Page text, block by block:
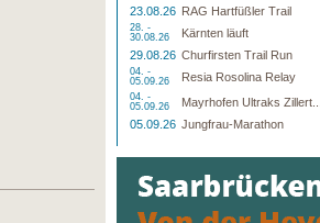
23.08.26 RAG Hartfüßler Trail
28. -
30.08.26
Kärnten läuft
29.08.26 Churfirsten Trail Run
04. -
05.09.26
Resia Rosolina Relay
04. -
05.09.26
Mayrhofen Ultraks Zillert...
05.09.26 Jungfrau-Marathon